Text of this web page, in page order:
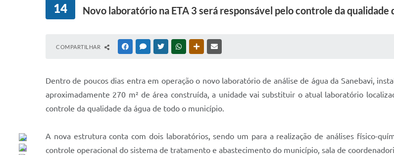
14 Novo laboratório na ETA 3 será responsável pelo controle da qualidade
COMPARTILHAR FACEBOOKMESSENGER
TWITTERWHATSAPPOUTRAS MÍDIAS
Dentro de poucos dias entra em operação o novo laboratório de análise de água da Sanebavi,
aproximadamente 270 m² de área construída, a unidade vai substituir o atual laboratório
controle da qualidade da água de todo o município.
A nova estrutura conta com dois laboratórios, sendo um para a realização de análises físico-
controle operacional do sistema de tratamento e abastecimento do município, sala de